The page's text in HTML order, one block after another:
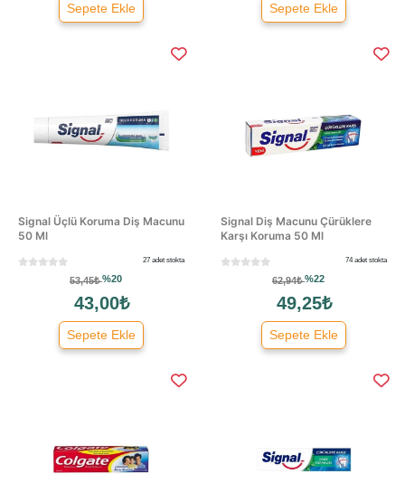
Sepete Ekle Sepete Ekle
Signal Üçlü Koruma Diş Macunu
50 Ml
27 adet stokta
53,45₺%20
43,00₺
Sepete Ekle
Signal Diş Macunu Çürüklere
Karşı Koruma 50 Ml
74 adet stokta
62,94₺%22
49,25₺
Sepete Ekle